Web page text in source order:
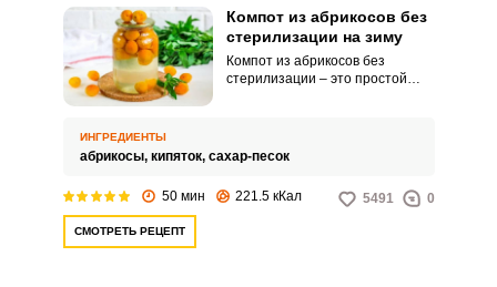
Компот из абрикосов без
стерилизации на зиму
Компот из абрикосов без
стерилизации – это простой
потому это довольно дорогое
удовольствие.
ИНГРЕДИЕНТЫ
абрикосы, кипяток, сахар-песок
50 мин 221.5 кКал 5491 0
СМОТРЕТЬ РЕЦЕПТ